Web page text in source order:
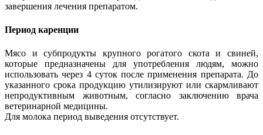
завершения лечения препаратом.
Период каренции
Мясо и субпродукты крупного рогатого скота и свиней,
которые предназначены для употребления людям, можно
использовать через 4 суток после применения препарата. До
указанного срока продукцию утилизируют или скармливают
непродуктивным животным, согласно заключению врача
ветеринарной медицины.
Для молока период выведения отсутствует.